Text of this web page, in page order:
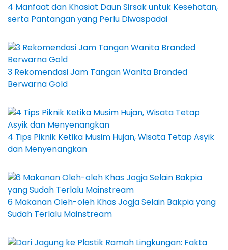
4 Manfaat dan Khasiat Daun Sirsak untuk Kesehatan,
serta Pantangan yang Perlu Diwaspadai
3 Rekomendasi Jam Tangan Wanita Branded
Berwarna Gold
4 Tips Piknik Ketika Musim Hujan, Wisata Tetap Asyik
dan Menyenangkan
6 Makanan Oleh-oleh Khas Jogja Selain Bakpia yang
Sudah Terlalu Mainstream